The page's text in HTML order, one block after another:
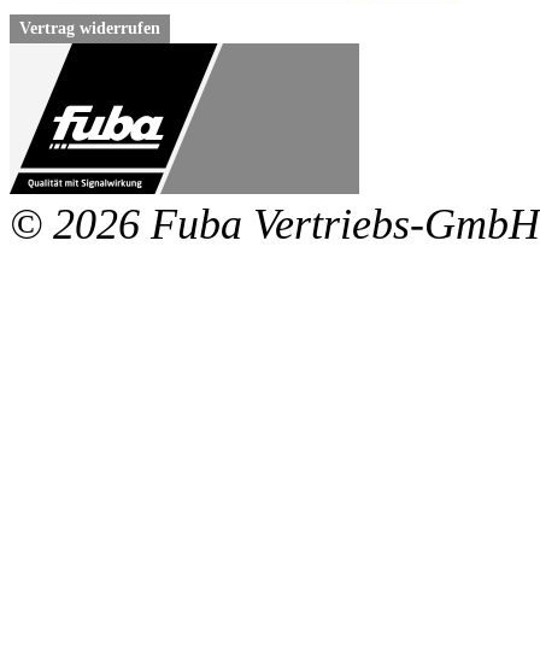
Vertrag widerrufen
© 2026 Fuba Vertriebs-GmbH